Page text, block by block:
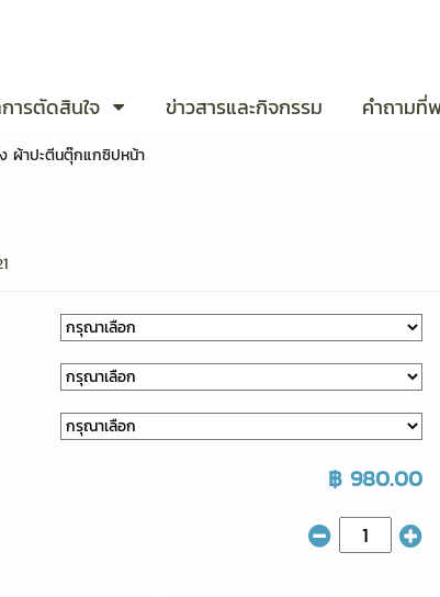
ารตัดสินใจ ข่าวสารและกิจกรรม คำถามที่
ผ้าปะตีนตุ๊กแกซิปหน้า
฿ 980.00